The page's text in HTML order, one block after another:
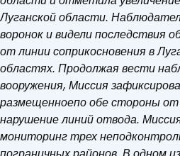
Луганской области.
воронок и видели последствия
от линии соприкосновения в
областях. Продолжая вести
вооружения, Миссия
размещенноепо обе стороны от
нарушение линий отвода.
мониторинг трех